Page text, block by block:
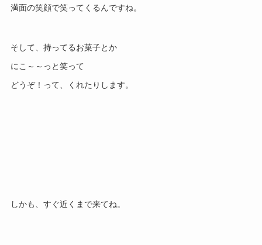
満面の笑顔で笑ってくるんですね。
そして、持ってるお菓子とか
にこ～～っと笑って
どうぞ！って、くれたりします。
しかも、すぐ近くまで来てね。